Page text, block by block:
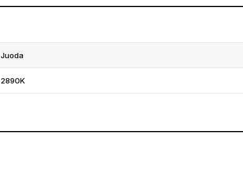
Juoda
2890K